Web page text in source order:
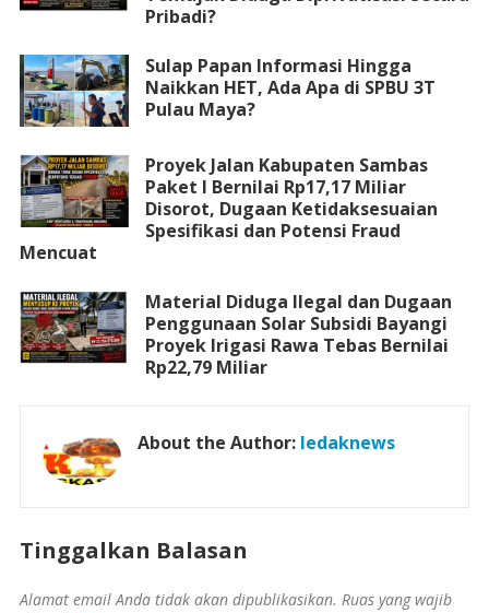
Pribadi?
Sulap Papan Informasi Hingga
Naikkan HET, Ada Apa di SPBU 3T
Pulau Maya?
Proyek Jalan Kabupaten Sambas
Paket I Bernilai Rp17,17 Miliar
Disorot, Dugaan Ketidaksesuaian
Spesifikasi dan Potensi Fraud
Mencuat
Material Diduga Ilegal dan Dugaan
Penggunaan Solar Subsidi Bayangi
Proyek Irigasi Rawa Tebas Bernilai
Rp22,79 Miliar
About the Author: ledaknews
Tinggalkan Balasan
Alamat email Anda tidak akan dipublikasikan. Ruas yang wajib